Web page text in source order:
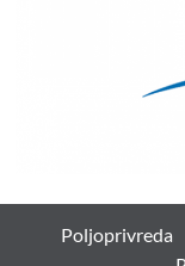
Poljoprivreda